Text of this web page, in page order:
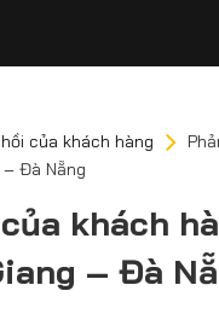
của khách hàng
– Đà Nẵng
khách
– Đà